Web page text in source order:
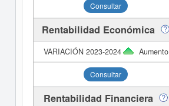
Consultar
Rentabilidad Económica
Aumento
Consultar
Rentabilidad Financiera